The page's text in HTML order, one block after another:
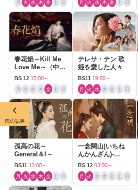
月 火 水 木 金 土 日 月 火 水 木 金 土 日
春花焔～Kill Me
Love Me～（中国
ドラマ）
BS 12 15:00～
月 火 水 木 金 土 日
テレサ・テン 歌
姫を愛した人々
BS11 19:00～
月 火 水 木 金 土 日
孤高の花～
General＆I～
BS11 13:00～
月 火 水 木 金 土 日
一念関山(いちね
んかんざん)-
Journey to Love-
BS 12 03:00～
月 火 水 木 金 土 日
前の記事